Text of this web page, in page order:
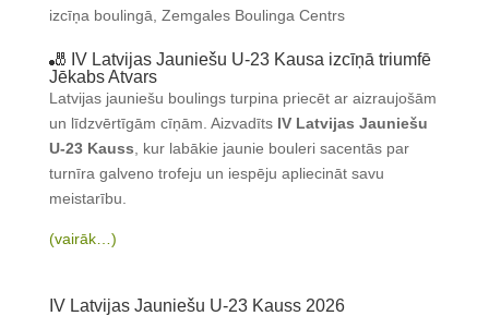
izcīņa boulingā Zemgales Boulinga Centrs
🎳 IV Latvijas Jauniešu U-23 Kausa izcīņā triumfē
Jēkabs Atvars
Latvijas jauniešu boulings turpina priecēt ar aizraujošām
un līdzvērtīgām cīņām. Aizvadīts IV Latvijas Jauniešu
U-23 Kauss , kur labākie jaunie bouleri sacentās par
turnīra galveno trofeju un iespēju apliecināt savu
meistarību.
(vairāk…)
IV Latvijas Jauniešu U-23 Kauss 2026